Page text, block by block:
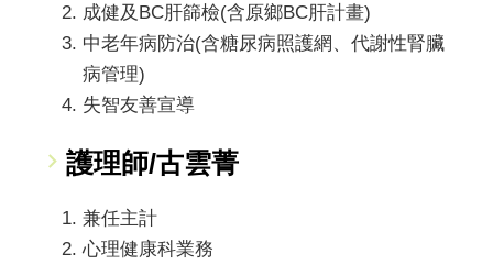
成健及BC肝篩檢(含原鄉BC肝計畫)
中老年病防治(含糖尿病照護網、代謝性腎臟
病管理)
失智友善宣導
護理師/古雲菁
兼任主計
心理健康科業務